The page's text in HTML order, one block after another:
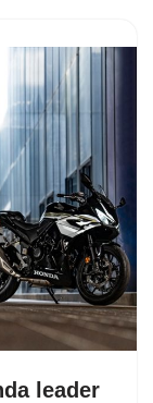
leader